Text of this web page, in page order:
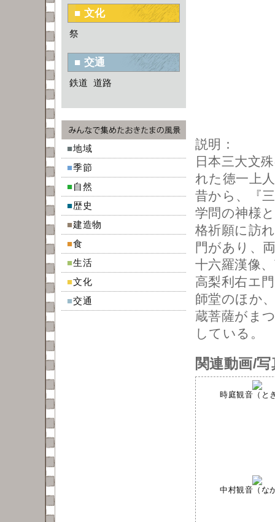
説明：
日本三大文
れた徳一上
昔から、『
学問の神様
格祈願に訪
門があり、
十六羅漢像
高梨利右エ
師堂のほか
蔵菩薩がま
している。
関連動画/写
時庭観音（と
中村観音（な
■ 文化
祭
■ 交通
鉄道 道路
■地域
■季節
■自然
■歴史
■建造物
■食
■生活
■文化
■交通